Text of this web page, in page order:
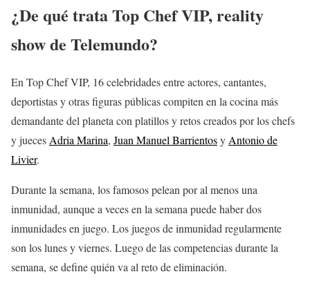
¿De qué trataTop Chef VIP, reality
show de Telemundo?
En Top Chef VIP, 16 celebridades entre actores, cantantes,
deportistas y otras figuras públicas compiten en la cocina más
demandante del planeta con platillos y retos creados por los chefs
y jueces Adria Marina, Juan Manuel Barrientosy Antonio de
Livier.
Durante la semana, los famosos pelean por al menos una
inmunidad, aunque a veces en la semana puede haber dos
inmunidades en juego. Los juegos de inmunidad regularmente
son los lunes y viernes. Luego de las competencias durante la
semana, se define quién va al reto de eliminación.